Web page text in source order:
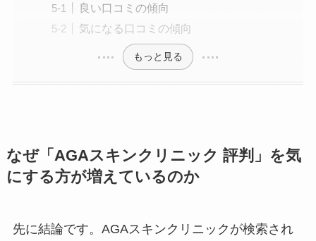
良い口コミの傾向
気になる口コミの傾向
もっと見る
なぜ「AGAスキンクリニック 評判」を気
にする方が増えているのか
先に結論です。AGAスキンクリニックが検索され